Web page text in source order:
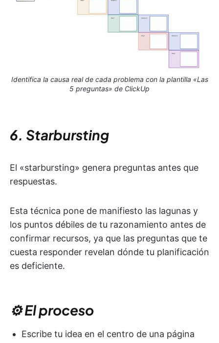
Identifica la causa real de cada problema con la plantilla «Las
5 preguntas» de ClickUp
6. Starbursting
El «starbursting» genera preguntas antes que
respuestas.
Esta técnica pone de manifiesto las lagunas y
los puntos débiles de tu razonamiento antes de
confirmar recursos, ya que las preguntas que te
cuesta responder revelan dónde tu planificación
es deficiente.
⚙️ El proceso
Escribe tu idea en el centro de una página